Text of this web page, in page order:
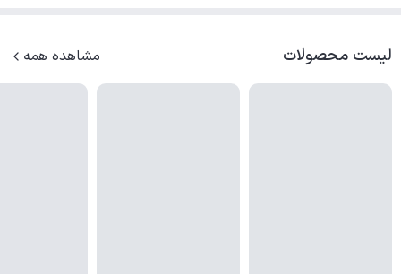
لیست محصولات مشاهده همه